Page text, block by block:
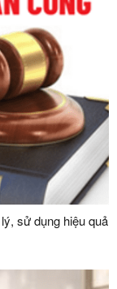
sử dụng hiệu quả